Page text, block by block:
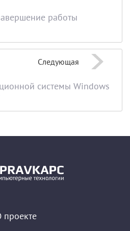
работы
Следующая
системы Windows
проекте